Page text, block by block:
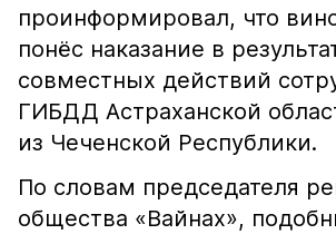
проинформировал, что
понёс наказание в
совместных действий
ГИБДД Астраханской
из Чеченской Республики.
По словам председателя
общества «Вайнах»,